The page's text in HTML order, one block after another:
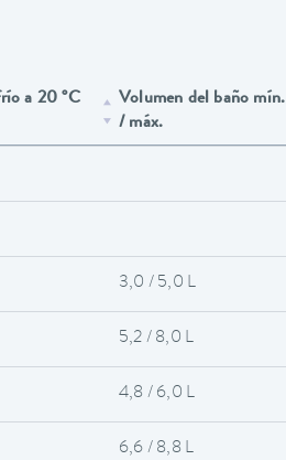
a 20 °C
Volumen del baño mín.
/ máx.
3,0 / 5,0 L
5,2 / 8,0 L
4,8 / 6,0 L
6,6 / 8,8 L